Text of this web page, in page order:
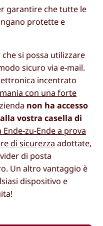
garantire che tutte le
protette e
si possa utilizzare
sicuro via e-mail.
incentrato
con una forte
non ha accesso
vostra casella di
zu-Ende a prova
di sicurezza adottate,
di posta
Un altro vantaggio è
dispositivo e